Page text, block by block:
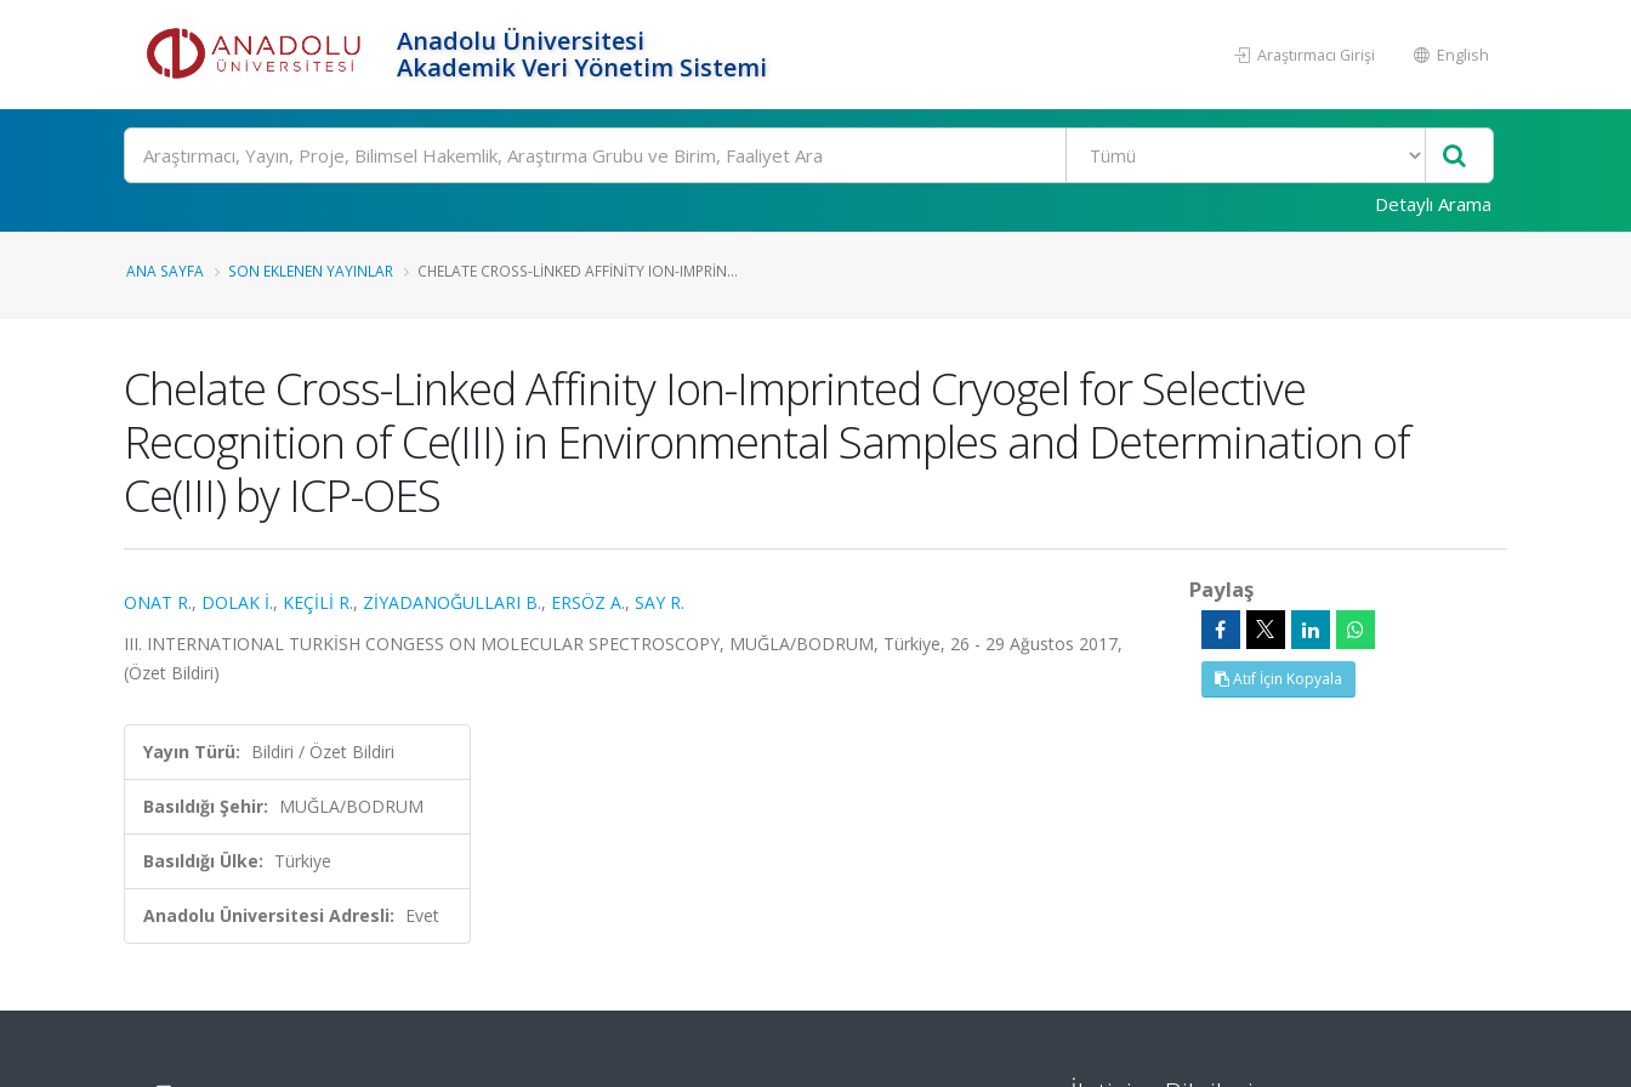
Anadolu Üniversitesi
Akademik Veri Yönetim Sistemi
Araştırmacı Girişi English
Ara
Detaylı Arama
ANA SAYFA SON EKLENEN YAYINLAR CHELATE CROSS-LINKED AFFINITY ION-IMPRIN...
Chelate Cross-Linked Affinity Ion-Imprinted Cryogel for Selective
Recognition of Ce(III) in Environmental Samples and Determination of
Ce(III) by ICP-OES
ONAT R., DOLAK İ., KEÇİLİ R., ZİYADANOĞULLARI B., ERSÖZ A., SAY R.
III. INTERNATIONAL TURKİSH CONGESS ON MOLECULAR SPECTROSCOPY, MUĞLA/BODRUM, Türkiye, 26 - 29 Ağustos 2017,
(Özet Bildiri)
Yayın Türü: Bildiri / Özet Bildiri
Basıldığı Şehir: MUĞLA/BODRUM
Basıldığı Ülke: Türkiye
Anadolu Üniversitesi Adresli: Evet
Paylaş
Atıf İçin Kopyala